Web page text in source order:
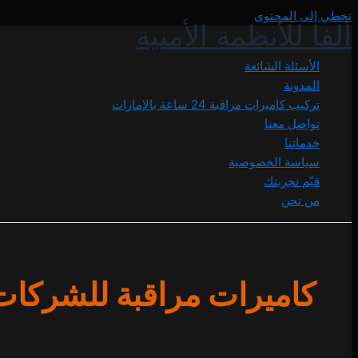
تخطي إلى المحتوى
ألفا للأنظمة الأمنية
الأسئلة الشائعة
المدونة
تركيب كاميرات مراقبة 24 ساعة بالإمارات
تواصل معنا
خدماتنا
سياسة الخصوصية
قيّم تجربتك
من نحن
كاميرات مراقبة